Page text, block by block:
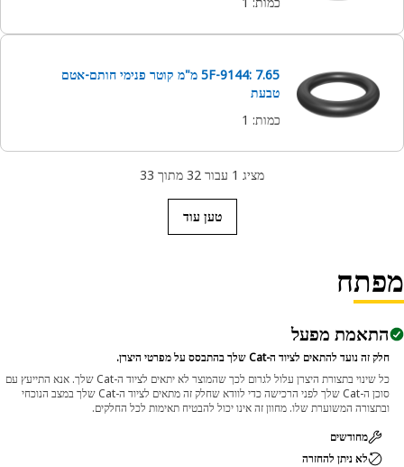
5F-9144: 7.65 מ"מ קוטר פנימי חותם-אטם
טבעת
כמות:
1
מציג 1 עבור 32 מתוך 33
טען עוד
התאמת מפעל
חלק זה נועד להתאים לציוד ה-Cat שלך בהתבסס על מפרטי היצרן.
כל שינוי בתצורת היצרן עלול לגרום לכך שהמוצר לא יתאים לציוד ה-Cat שלך. אנא התייעץ עם
סוכן ה-Cat שלך לפני הרכישה כדי לוודא שחלק זה מתאים לציוד ה-Cat שלך במצב הנוכחי
ובתצורה המשוערת שלו. מחוון זה אינו יכול להבטיח תאימות לכל החלקים.
מחודשים
לא ניתן להחזרה